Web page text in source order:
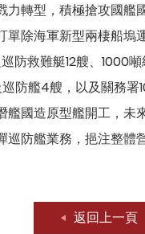
力轉型，積極搶攻國艦
單除海軍新型兩棲船塢
防救難艇12艘、1000噸
防艦4艘，以及關務署
艦國造原型艦開工，未
巡防艦業務，挹注整體
返回上一頁